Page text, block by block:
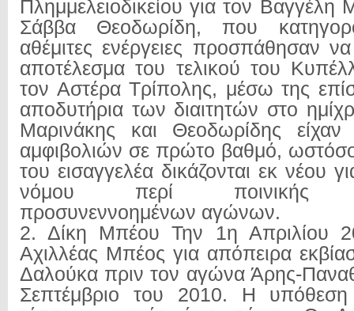
Πλημμελειοδικείου για τον Βαγγέλη
Σάββα Θεοδωρίδη, που
αθέμιτες ενέργειες προσπάθησαν
αποτέλεσμα του τελικού του
τον Αστέρα Τρίπολης, μέσω της
αποδυτήρια των διαιτητών στο
Μαρινάκης και Θεοδωρίδης
αμφιβολιών σε πρώτο βαθμό,
του εισαγγελέα δικάζονται εκ νέου
νόμου περί ποινικής
προσυνεννοημένων αγώνων.
2. Δίκη Μπέου Την 1η Απριλίου
Αχιλλέας Μπέος για απόπειρα
Δαλούκα πριν τον αγώνα Άρης-
Σεπτέμβριο του 2010. Η υπόθεση